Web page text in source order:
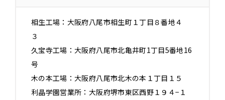
相生工場：大阪府八尾市相生町１丁目８番地４
３
久宝寺工場：大阪府八尾市北亀井町1丁目5番地16
号
木の本工場：大阪府八尾市北木の本１丁目１５
利晶学園営業所：大阪府堺市東区西野１９４−１